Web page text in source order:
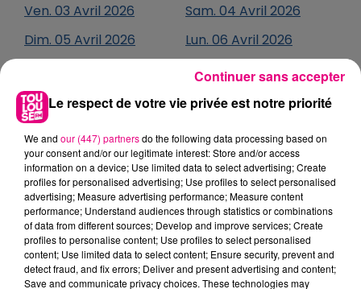
Ven. 03 Avril 2026 Sam. 04 Avril 2026
Dim. 05 Avril 2026 Lun. 06 Avril 2026
Mer. 08
Jeu. 09 Avril2026 Ven.10 Avril2026
Sam.
Lun.13 Avril2026 Mar. 14Avril 2026
Mer.15 Avril 2026 Jeu.16Avril2026
Ven.17Avril 2026 Sam.18Avril 2026
Dim.19Avril2026 Lun.20Avril2026
Mar. 21 Avril2026 Mer.22 Avril 2026
Le respect de votre vie privée est notre priorité
We and our (447) partnersdo the following data processing based on
your consent and/or our legitimate interest: Store and/or access
information on a device; Use limited data to select advertising; Create
profiles for personalised advertising; Use profiles to select personalised
advertising; Measure advertising performance; Measure content
performance; Understand audiences through statistics or combinations
of data from different sources; Develop and improve services; Create
profiles to personalise content; Use profiles to select personalised
content; Use limited data to select content; Ensure security, prevent and
detect fraud, and fix errors; Deliver and present advertising and content;
Save and communicate privacy choices. These technologies may
Continuer sans accepter